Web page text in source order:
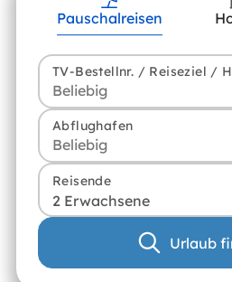
Pauschalreisen
TV-Bestellnr. / Reiseziel /
Abflughafen
Reisende
2 Erwachsene
Urlaub